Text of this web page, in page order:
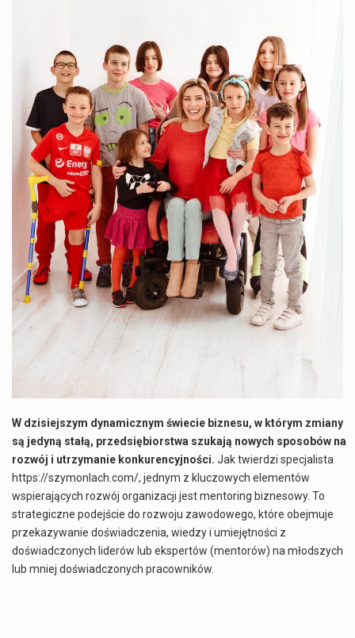
W dzisiejszym dynamicznym świecie biznesu, w którym zmiany
są jedyną stałą, przedsiębiorstwa szukają nowych sposobów na
rozwój i utrzymanie konkurencyjności. Jak twierdzi specjalista
https://szymonlach.com/, jednym z kluczowych elementów
wspierających rozwój organizacji jest mentoring biznesowy. To
strategiczne podejście do rozwoju zawodowego, które obejmuje
przekazywanie doświadczenia, wiedzy i umiejętności z
doświadczonych liderów lub ekspertów (mentorów) na młodszych
lub mniej doświadczonych pracowników.